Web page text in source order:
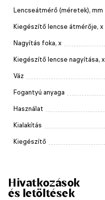
Lencseátmérő (méretek), mm
Kiegészítő lencse átmérője, x
Nagyítás foka, x
Kiegészítő lencse nagyítása, x
Váz
Fogantyú anyaga
Használat
Kialakítás
Kiegészítő
Hivatkozások
és letöltések